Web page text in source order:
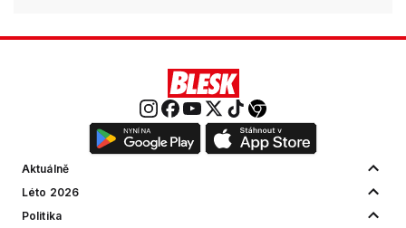
Aktuálně
Léto 2026
Politika